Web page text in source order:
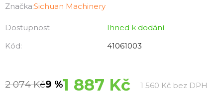
produktu
0,0
z
Značka:Sichuan Machinery
Dostupnost
Ihned k dodání
Kód:
41061003
2 074 Kč–9 %1 887 Kč 1 560 Kč bez DPH